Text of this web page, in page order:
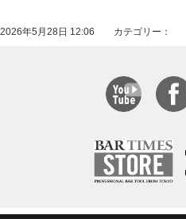
2026年5月28日 12:06 カテゴリー：